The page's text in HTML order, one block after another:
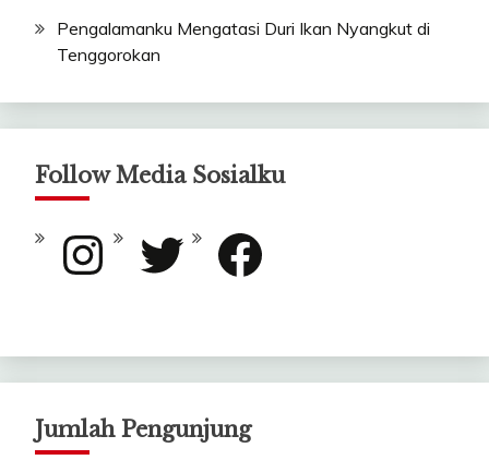
Pengalamanku Mengatasi Duri Ikan Nyangkut di
Tenggorokan
Follow Media Sosialku
Instagram Twitter Facebook
Jumlah Pengunjung